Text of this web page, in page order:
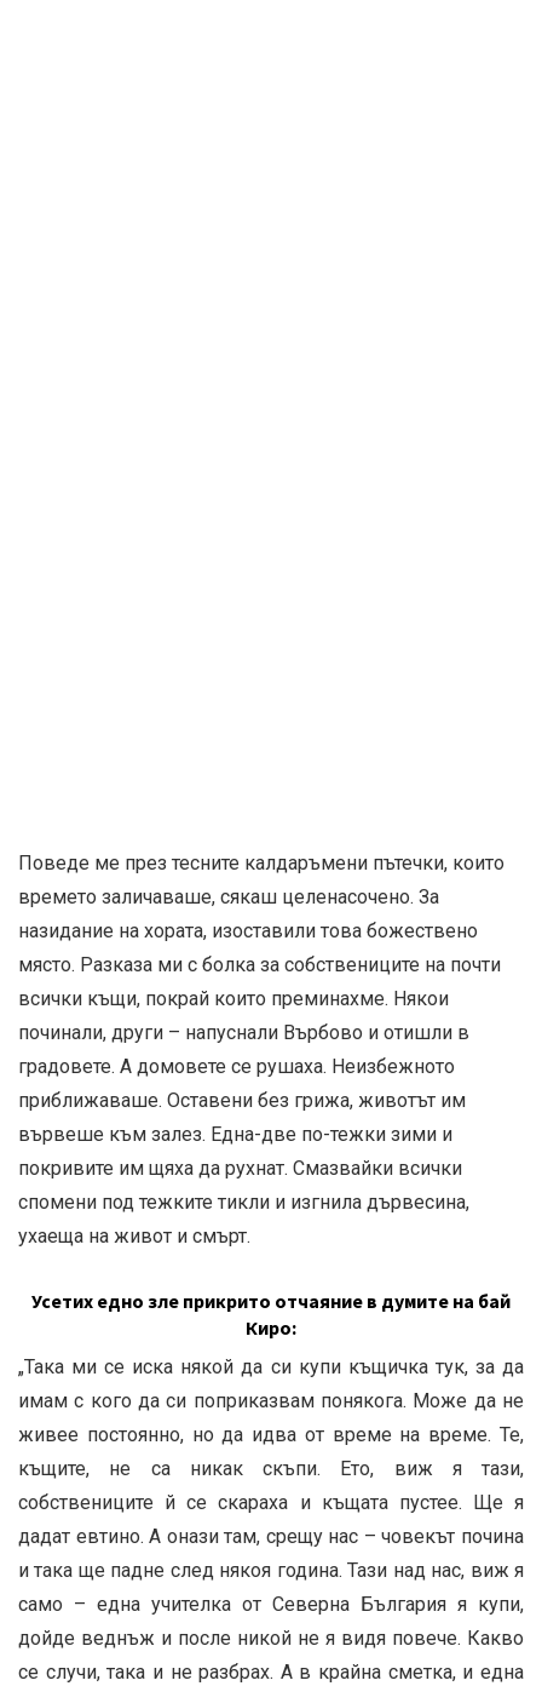
Поведе ме през тесните калдаръмени пътечки, които
времето заличаваше, сякаш целенасочено. За
назидание на хората, изоставили това божествено
място. Разказа ми с болка за собствениците на почти
всички къщи, покрай които преминахме. Някои
починали, други – напуснали Върбово и отишли в
градовете. А домовете се рушаха. Неизбежното
приближаваше. Оставени без грижа, животът им
вървеше към залез. Една-две по-тежки зими и
покривите им щяха да рухнат. Смазвайки всички
спомени под тежките тикли и изгнила дървесина,
ухаеща на живот и смърт.
Усетих едно зле прикрито отчаяние в думите на бай
Киро:
„Така ми се иска някой да си купи къщичка тук, за да
имам с кого да си поприказвам понякога. Може да не
живее постоянно, но да идва от време на време. Те,
къщите, не са никак скъпи. Ето, виж я тази,
собствениците й се скараха и къщата пустее. Ще я
дадат евтино. А онази там, срещу нас – човекът почина
и така ще падне след някоя година. Тази над нас, виж я
само – една учителка от Северна България я купи,
дойде веднъж и после никой не я видя повече. Какво
се случи, така и не разбрах. А в крайна сметка, и една